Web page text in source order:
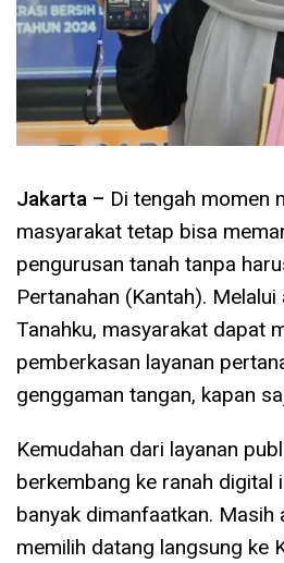
Jakarta – Di tengah momen
masyarakat tetap bisa
pengurusan tanah tanpa
Pertanahan (Kantah). Melalui
Tanahku, masyarakat dapat
pemberkasan layanan
genggaman tangan, kapan
Kemudahan dari layanan
berkembang ke ranah digital
banyak dimanfaatkan. Masih
memilih datang langsung ke